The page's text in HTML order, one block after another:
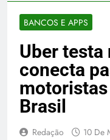
BANCOS E APPS
Uber testa
conecta
Brasil
Redação 10 De